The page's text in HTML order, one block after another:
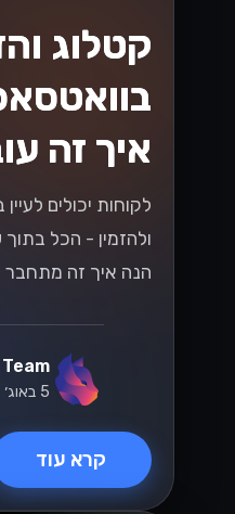
2026
האם אתה מוכן
המסחר
בשוק הדיגיטלי....
קרא עוד
וואטסאפ